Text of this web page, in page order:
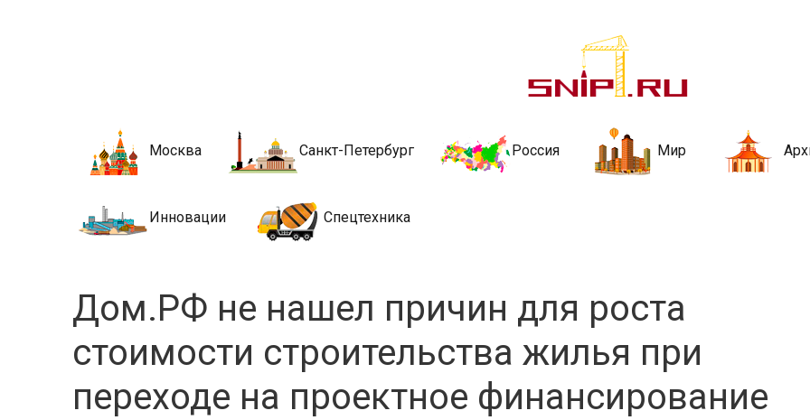
Новости строительства и
стройкой рубрики
Москва Санкт-Петербург Россия Мир
Инновации Спецтехника
Дом.РФ не нашел причин для роста
стоимости строительства жилья при
переходе на проектное финансирование